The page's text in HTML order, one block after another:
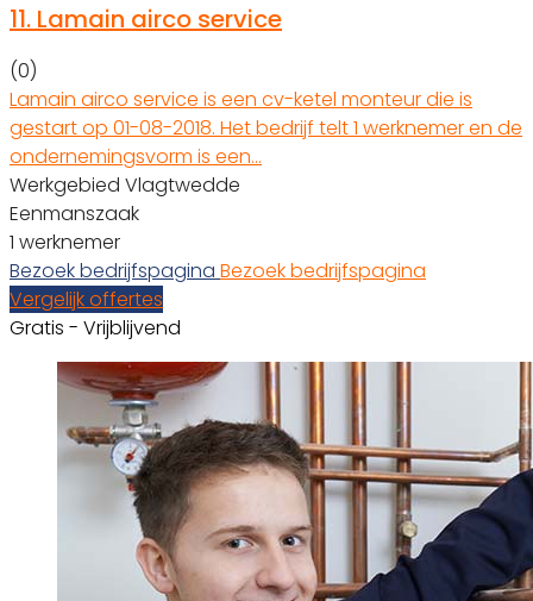
11. Lamain airco service
(0)
Lamain airco service is een cv-ketel monteur die is
gestart op 01-08-2018. Het bedrijf telt 1 werknemer en de
ondernemingsvorm is een…
Werkgebied Vlagtwedde
Eenmanszaak
1 werknemer
Bezoek bedrijfspagina Bezoek bedrijfspagina
Vergelijk offertes
Gratis - Vrijblijvend